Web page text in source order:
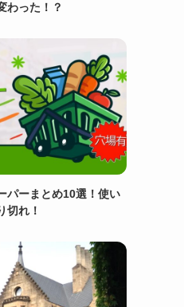
わった！？
パーまとめ10選！使い
切れ！